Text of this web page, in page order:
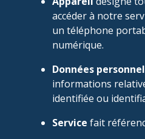
accéder à notre
un téléphone
numérique.
Données
informations
identifiée ou
Service fait